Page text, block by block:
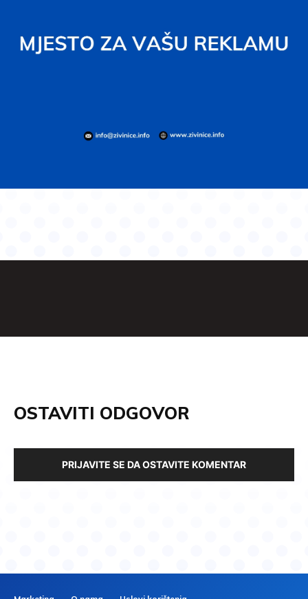
OSTAVITI ODGOVOR
PRIJAVITE SE DA OSTAVITE KOMENTAR